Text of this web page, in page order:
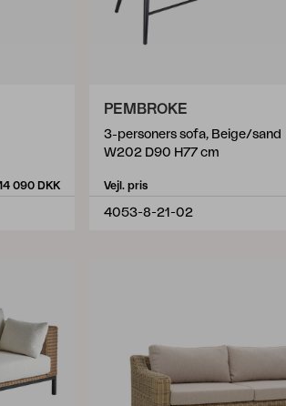
090 DKK
PEMBROKE
3-personers sofa, Beige/sand
W202 D90 H77 cm
Vejl. pris
4053-8-21-02